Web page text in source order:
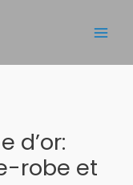
d’or:
robe et